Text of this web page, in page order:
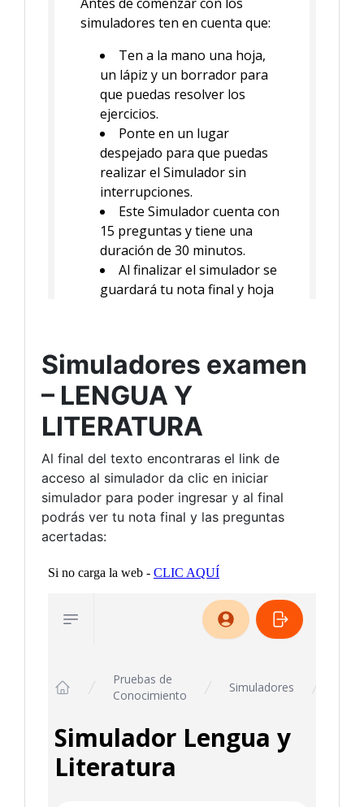
Simuladores examen
– LENGUA Y
LITERATURA
Al final del texto encontraras el link de
acceso al simulador da clic en iniciar
simulador para poder ingresar y al final
podrás ver tu nota final y las preguntas
acertadas: